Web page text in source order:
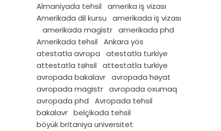
Almaniyada tehsil
amerika iş vizası
Amerikada dil kursu
amerikada iş vizası
amerikada magistr amerikada phd
Amerikada tehsil
Ankara yös
atestatla avropa
atestatla turkiye
attestatla təhsil
attestatla turkiye
avropada bakalavr avropada həyat
avropada magistr avropada oxumaq
avropada phd
Avropada tehsil
bakalavr belçikada tehsil
böyük britaniya universitet